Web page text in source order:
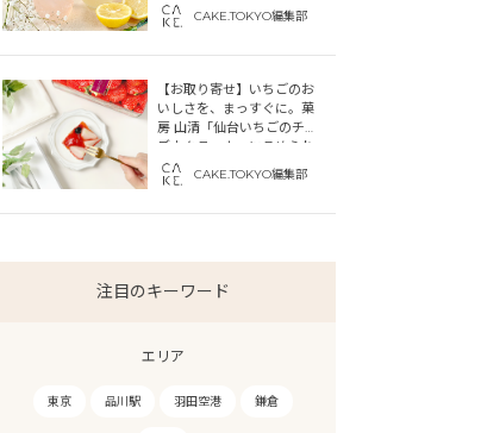
CAKE.TOKYO編集部
【お取り寄せ】いちごのお
いしさを、まっすぐに。菓
房 山清「仙台いちごのチー
ズカタラーナ」にこめられ
た宮城への想い
CAKE.TOKYO編集部
注目のキーワード
エリア
東京 品川駅 羽田空港 鎌倉